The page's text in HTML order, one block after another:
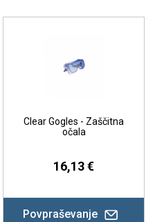
Clear Gogles - Zaščitna
očala
16,13 €
Povpraševanje